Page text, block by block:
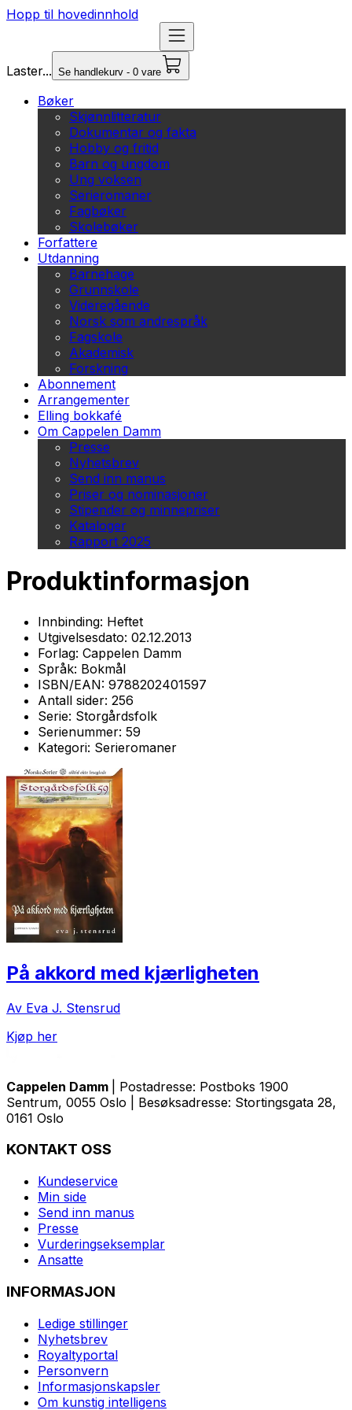
Hopp til hovedinnhold
Laster... Se handlekurv - 0 vare
Bøker
Skjønnlitteratur
Dokumentar og fakta
Hobby og fritid
Barn og ungdom
Ung voksen
Serieromaner
Fagbøker
Skolebøker
Forfattere
Utdanning
Barnehage
Grunnskole
Videregående
Norsk som andrespråk
Fagskole
Akademisk
Forskning
Abonnement
Arrangementer
Elling bokkafé
Om Cappelen Damm
Presse
Nyhetsbrev
Send inn manus
Priser og nominasjoner
Stipender og minnepriser
Kataloger
Rapport 2025
Produktinformasjon
Innbinding: Heftet
Utgivelsesdato: 02.12.2013
Forlag: Cappelen Damm
Språk: Bokmål
ISBN/EAN: 9788202401597
Antall sider: 256
Serie: Storgårdsfolk
Serienummer: 59
Kategori: Serieromaner
På akkord med kjærligheten
Av Eva J. Stensrud
Kjøp her
Cappelen Damm
| Postadresse: Postboks 1900
Sentrum, 0055 Oslo | Besøksadresse: Stortingsgata 28,
0161 Oslo
KONTAKT OSS
Kundeservice
Min side
Send inn manus
Presse
Vurderingseksemplar
Ansatte
INFORMASJON
Ledige stillinger
Nyhetsbrev
Royaltyportal
Personvern
Informasjonskapsler
Om kunstig intelligens